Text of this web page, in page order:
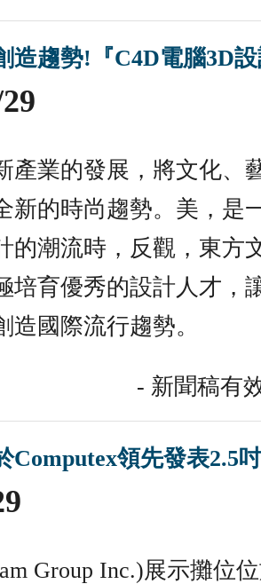
造趨勢!『C4D電腦3D
產業的發展，將文化、
新的時尚趨勢。美，是
的潮流時，反觀，東方
培育優秀的設計人才，
造國際流行趨勢。
- 新聞稿有
Computex領先發表2.5
Group Inc.)展示攤位